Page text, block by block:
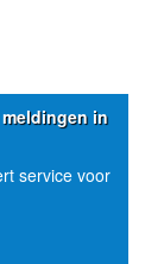
in
service voor